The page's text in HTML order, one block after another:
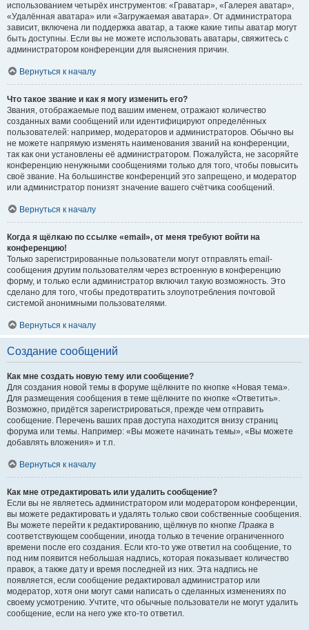
использованием четырёх инструментов: «Граватар», «Галерея аватар»,
«Удалённая аватара» или «Загружаемая аватара». От администратора
зависит, включена ли поддержка аватар, а также какие типы аватар могут
быть доступны. Если вы не можете использовать аватары, свяжитесь с
администратором конференции для выяснения причин.
Вернуться к началу
Что такое звание и как я могу изменить его?
Звания, отображаемые под вашим именем, отражают количество
созданных вами сообщений или идентифицируют определённых
пользователей: например, модераторов и администраторов. Обычно вы
не можете напрямую изменять наименования званий на конференции,
так как они установлены её администратором. Пожалуйста, не засоряйте
конференцию ненужными сообщениями только для того, чтобы повысить
своё звание. На большинстве конференций это запрещено, и модератор
или администратор понизят значение вашего счётчика сообщений.
Вернуться к началу
Когда я щёлкаю по ссылке «email», от меня требуют войти на
конференцию!
Только зарегистрированные пользователи могут отправлять email-
сообщения другим пользователям через встроенную в конференцию
форму, и только если администратор включил такую возможность. Это
сделано для того, чтобы предотвратить злоупотребления почтовой
системой анонимными пользователями.
Вернуться к началу
Создание сообщений
Как мне создать новую тему или сообщение?
Для создания новой темы в форуме щёлкните по кнопке «Новая тема».
Для размещения сообщения в теме щёлкните по кнопке «Ответить».
Возможно, придётся зарегистрироваться, прежде чем отправить
сообщение. Перечень ваших прав доступа находится внизу страниц
форума или темы. Например: «Вы можете начинать темы», «Вы можете
добавлять вложения» и т.п.
Вернуться к началу
Как мне отредактировать или удалить сообщение?
Если вы не являетесь администратором или модератором конференции,
вы можете редактировать и удалять только свои собственные сообщения.
Вы можете перейти к редактированию, щёлкнув по кнопке Правка в
соответствующем сообщении, иногда только в течение ограниченного
времени после его создания. Если кто-то уже ответил на сообщение, то
под ним появится небольшая надпись, которая показывает количество
правок, а также дату и время последней из них. Эта надпись не
появляется, если сообщение редактировал администратор или
модератор, хотя они могут сами написать о сделанных изменениях по
своему усмотрению. Учтите, что обычные пользователи не могут удалить
сообщение, если на него уже кто-то ответил.